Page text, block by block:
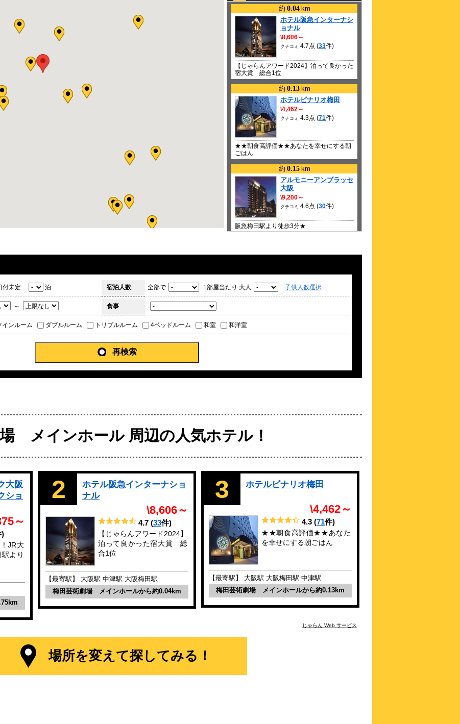
約 0.04 km
ホテル阪急インターナシ
ョナル
\8,606～
クチコミ 4.7点 (33件)
【じゃらんアワード2024】泊って良かった
宿大賞 総合1位
約 0.13 km
ホテルビナリオ梅田
\4,462～
クチコミ 4.3点 (71件)
★★朝食高評価★★あなたを幸せにする朝
ごはん
約 0.15 km
アルモニーアンブラッセ
大阪
\9,200～
クチコミ 4.6点 (30件)
阪急梅田駅より徒歩3分★
ハートンホテル北梅田
フォーポイント フレッ
【24年11月全館改装】JR大阪駅・阪急大
クインテッサホテル大阪
クチコミ4.3点 ( 24 件)
約 0.21 km
3.9点 (84件)
阪急「大阪梅田駅」徒歩約3分！女性専用
フロアあり♪
東横ＩＮＮ梅田中津１
\5,513～
クチコミ 4.0点 (40件)
梅田芸術劇場まで徒歩5分！朝食・小学生
付未定 泊 宿泊人数 全部で 1部屋当たり 大人 子供人数選択
～ 食事
インルーム ダブルルーム トリプルルーム 4ベッドルーム 和室 和洋室
再検索
メインホール 周辺の人気ホテル！
大阪
ショ
～
)
JR大
より
2
ホテル阪急インターナショ
ナル
\8,606～
4.7 (33件)
【じゃらんアワード2024】
泊って良かった宿大賞 総
合1位
【最寄駅】 大阪駅 中津駅 大阪梅田駅
梅田芸術劇場 メインホールから約0.04km
3 ホテルビナリオ梅田
\4,462～
4.3 (71件)
★★朝食高評価★★あなた
を幸せにする朝ごはん
【最寄駅】 大阪駅 大阪梅田駅 中津駅
梅田芸術劇場 メインホールから約0.13km
じゃらん Web サービス
場所を変えて探してみる！